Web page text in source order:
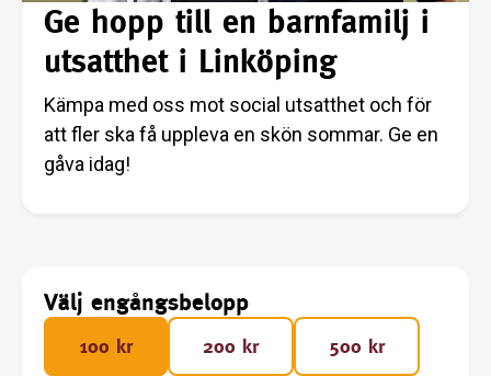
Ge hopp till en barnfamilj i
utsatthet i Linköping
Kämpa med oss mot social utsatthet och för
att fler ska få uppleva en skön sommar. Ge en
gåva idag!
Välj engångsbelopp
100 kr 200 kr 500 kr